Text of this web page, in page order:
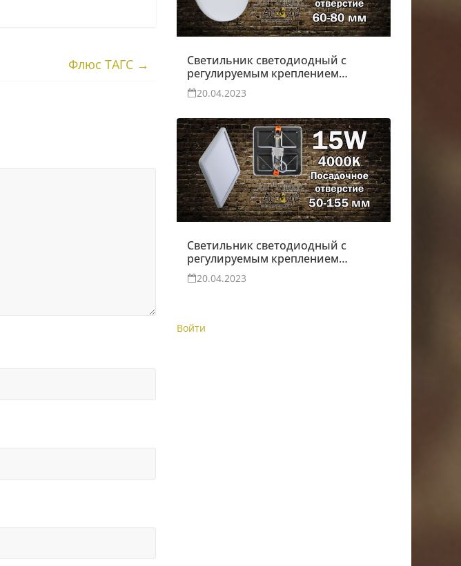
Флюс ТАГС →
Светильник светодиодный с
регулируемым креплением
Moon 10W
20.04.2023
Светильник светодиодный с
регулируемым креплением
15W20.04.2023
Войти